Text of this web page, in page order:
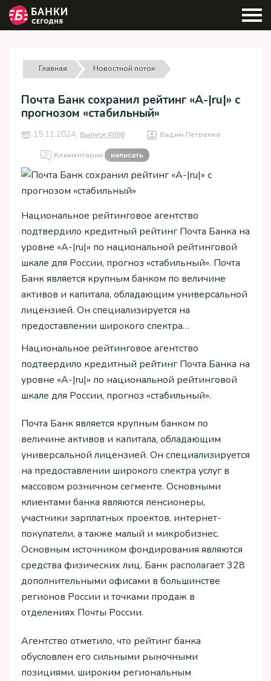
Главная Новостной поток
Почта Банк сохранил рейтинг «A-|ru|» с
прогнозом «стабильный»
15.11.2024, Выпуск #096 Вадим Петренко
Комментарии написать
Национальное рейтинговое агентство
подтвердило кредитный рейтинг Почта Банка на
уровне «A-|ru|» по национальной рейтинговой
шкале для России, прогноз «стабильный». Почта
Банк является крупным банком по величине
активов и капитала, обладающим универсальной
лицензией. Он специализируется на
предоставлении широкого спектра…
Национальное рейтинговое агентство
подтвердило кредитный рейтинг Почта Банка на
уровне «A-|ru|» по национальной рейтинговой
шкале для России, прогноз «стабильный».
Почта Банк является крупным банком по
величине активов и капитала, обладающим
универсальной лицензией. Он специализируется
на предоставлении широкого спектра услуг в
массовом розничном сегменте. Основными
клиентами банка являются пенсионеры,
участники зарплатных проектов, интернет-
покупатели, а также малый и микробизнес.
Основным источником фондирования являются
средства физических лиц. Банк располагает 328
дополнительными офисами в большинстве
регионов России и точками продаж в
отделениях Почты России.
Агентство отметило, что рейтинг банка
обусловлен его сильными рыночными
позициями, широким региональным